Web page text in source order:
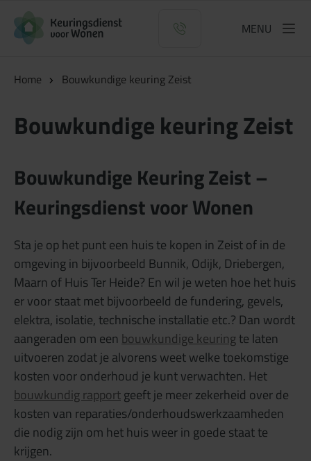
Logo Keuringsdienst voor Wonen
MENU
Home Bouwkundige keuring Zeist
Bouwkundige keuring Zeist
Bouwkundige Keuring Zeist –
Keuringsdienst voor Wonen
Sta je op het punt een huis te kopen in Zeist of in de
omgeving in bijvoorbeeld Bunnik, Odijk, Driebergen,
Maarn of Huis Ter Heide? En wil je weten hoe het huis
er voor staat met bijvoorbeeld de fundering, gevels,
elektra, isolatie, technische installatie etc.? Dan wordt
aangeraden om een bouwkundige keuringte laten
uitvoeren zodat je alvorens weet welke toekomstige
kosten voor onderhoud je kunt verwachten. Het
bouwkundig rapportgeeft je meer zekerheid over de
kosten van reparaties/onderhoudswerkzaamheden
die nodig zijn om het huis weer in goede staat te
krijgen.